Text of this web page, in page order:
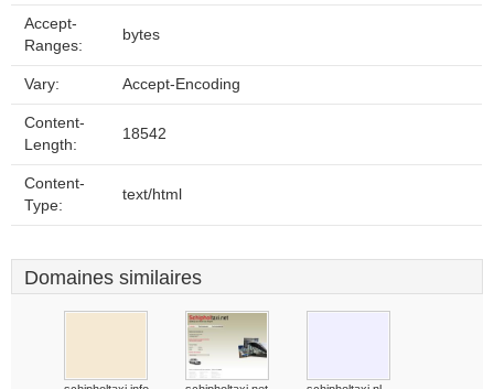
Accept-
Ranges:
bytes
Vary: Accept-Encoding
Content-
Length:
18542
Content-
Type:
text/html
Domaines similaires